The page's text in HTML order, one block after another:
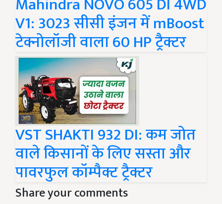
V1: 3023 सीसी इंजन में mBoost
टेक्नोलॉजी वाला 60 HP ट्रैक्टर
VST SHAKTI 932 DI: कम जोत
वाले किसानों के लिए सस्ता और
पावरफुल कॉम्पैक्ट ट्रैक्टर
Share your comments